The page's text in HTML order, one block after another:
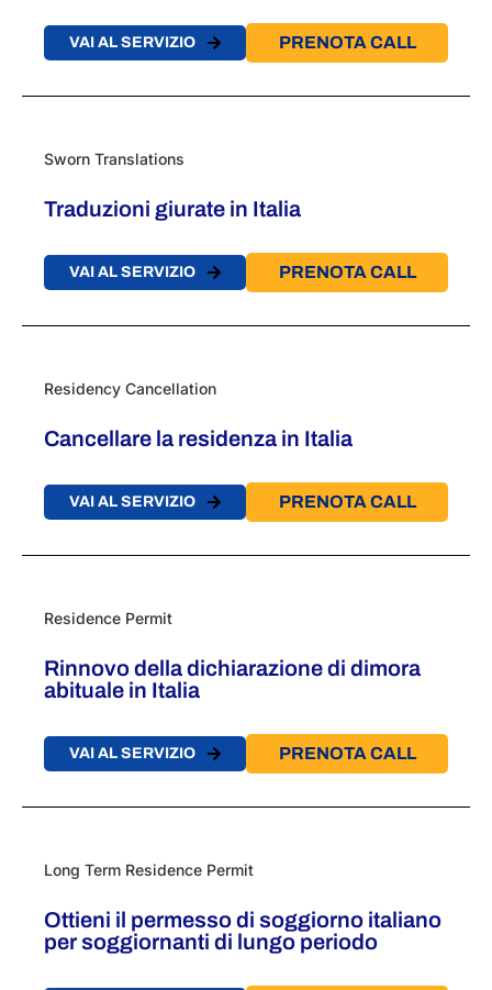
VAI AL SERVIZIO PRENOTA CALL
Sworn Translations
Traduzioni giurate in Italia
VAI AL SERVIZIO PRENOTA CALL
Residency Cancellation
Cancellare la residenza in Italia
VAI AL SERVIZIO PRENOTA CALL
Residence Permit
Rinnovo della dichiarazione di dimora
abituale in Italia
VAI AL SERVIZIO PRENOTA CALL
Long Term Residence Permit
Ottieni il permesso di soggiorno italiano
per soggiornanti di lungo periodo